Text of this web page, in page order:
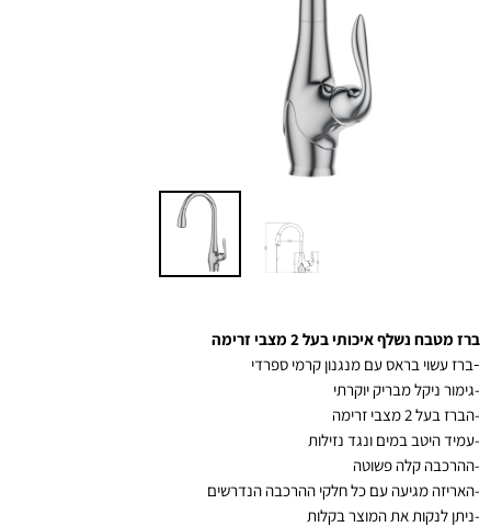
ברז מטבח נשלף איכותי בעל 2 מצבי זרימה
-ברז עשוי בראס עם מנגנון קרמי ספרדי
-גימור ניקל מבריק יוקרתי
-הברז בעל 2 מצבי זרימה
-עמיד היטב במים ונגד נזילות
-ההרכבה קלה פשוטה
-האריזה מגיעה עם כל חלקי ההרכבה הנדרשים
-ניתן לנקות את המוצר בקלות